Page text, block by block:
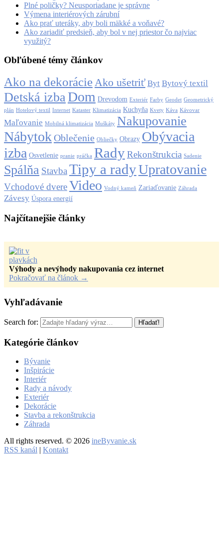
Plné poličky? Neusporiadane je správne
Výmena interiérových zárubní
Ako prať uteráky, aby boli mäkké a voňavé?
Ako zariadiť predsieň, aby bol v nej priestor čo najviac
využitý?
Obľúbené témy článkov
Ako na dekorácieAko ušetriť Byt Bytový textil
Detská izba Dom Drevodom Exteriér Farby Geodet Geometrický
plán Hotelový textil Internet Kataster Klimatizácia Kuchyňa Kvety Káva Kávovar
Maľovanie Mobilná klimatizácia Muškáty Nakupovanie
Nábytok Oblečenie Obliečky Obrazy Obývacia
izba Osvetlenie pranie práčka RadyRekonštrukcia Sadenie
Spálňa Stavba Tipy a radyUpratovanie
Vchodové dvereVideo Vodný kameň Zariaďovanie Záhrada
Závesy Úspora energií
Najčítanejšie články
Výhody a nevýhody nakupovania cez internet
Pokračovať na článok →
Vyhľadávanie
Search for:
Kategórie článkov
Bývanie
Inšpirácie
Interiér
Rady a návody
Exteriér
Dekorácie
Stavba a rekonštrukcia
Záhrada
All rights reserved. © 2026 ineByvanie.sk
RSS kanál | Kontakt